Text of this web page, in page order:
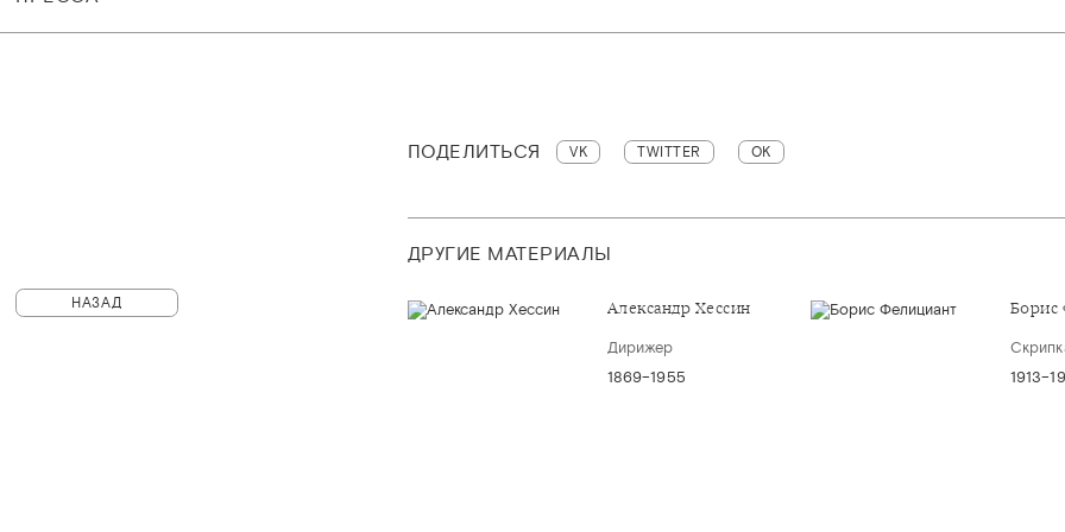
ПОДЕЛИТЬСЯ VK TWITTER OK
ДРУГИЕ МАТЕРИАЛЫ
Борис
Александр Хессин
Дирижер
1869–1955
НАЗАД